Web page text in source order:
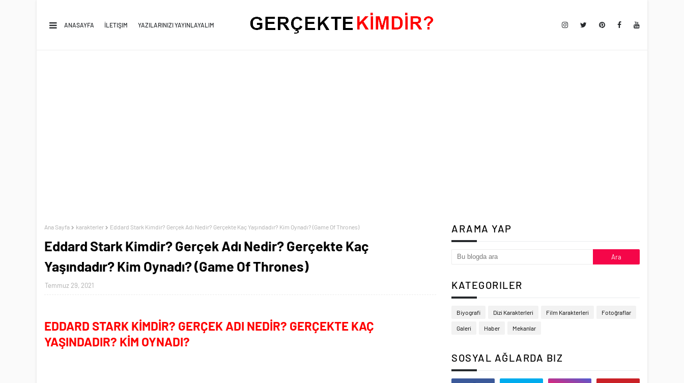
ANASAYFA İLETIŞIM YAZILARINIZI YAYINLAYALIM
Ana Sayfa karakterler Eddard Stark Kimdir? Gerçek Adı Nedir? Gerçekte Kaç Yaşındadır? Kim Oynadı? (Game Of Thrones)
Eddard Stark Kimdir? Gerçek Adı Nedir? Gerçekte Kaç
Yaşındadır? Kim Oynadı? (Game Of Thrones)
Temmuz 29, 2021
EDDARD STARK KİMDİR? GERÇEK ADI NEDİR? GERÇEKTE KAÇ
YAŞINDADIR? KİM OYNADI?
ARAMA YAP
KATEGORILER
Biyografi Dizi Karakterleri Film Karakterleri Fotoğraflar
Galeri Haber Mekanlar
SOSYAL AĞLARDA BIZ